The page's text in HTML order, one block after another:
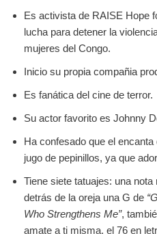
Es activista de RAISE Hope
lucha para detener la
mujeres del Congo.
Inicio su propia compañia
Es fanática del cine de terror.
Su actor favorito es Johnny
Ha confesado que el
jugo de pepinillos, ya que
Tiene siete tatuajes: una
detrás de la oreja una G de
Who Strengthens Me”,
amate a ti misma, el 76 en